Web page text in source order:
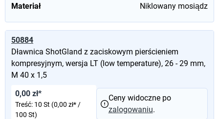
Materiał Niklowany mosiądz
50884
Dławnica ShotGland z zaciskowym pierścieniem
kompresyjnym, wersja LT (low temperature), 26 - 29 mm,
M 40 x 1,5
0,00 zł*
Treść: 10 St (0,00 zł* /
100 St)
Ceny widoczne po
zalogowaniu.